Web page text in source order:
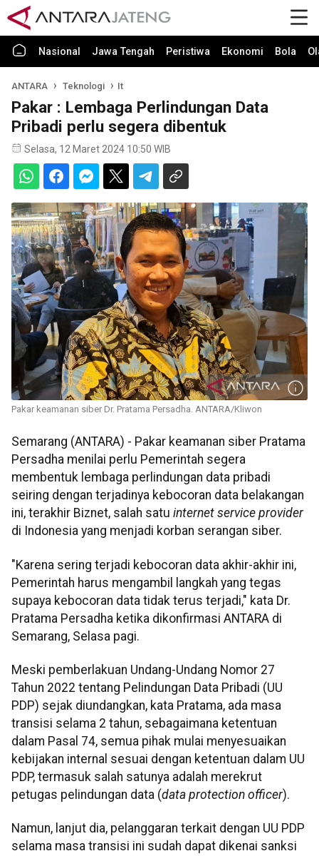
Nasional Jawa Tengah Peristiwa Ekonomi Bola
ANTARA Teknologi It
Pakar : Lembaga Perlindungan Data
Pribadi perlu segera dibentuk
Selasa, 12 Maret 2024 10:50 WIB
Pakar keamanan siber Dr. Pratama Persadha. ANTARA/Kliwon
Semarang (ANTARA) - Pakar keamanan siber Pratama
Persadha menilai perlu Pemerintah segera
membentuk lembaga perlindungan data pribadi
seiring dengan terjadinya kebocoran data belakangan
ini, terakhir Biznet, salah satu internet service provider
di Indonesia yang menjadi korban serangan siber.
"Karena sering terjadi kebocoran data akhir-akhir ini,
Pemerintah harus mengambil langkah yang tegas
supaya kebocoran data tidak terus terjadi," kata Dr.
Pratama Persadha ketika dikonfirmasi ANTARA di
Semarang, Selasa pagi.
Meski pemberlakuan Undang-Undang Nomor 27
Tahun 2022 tentang Pelindungan Data Pribadi (UU
PDP) sejak diundangkan, kata Pratama, ada masa
transisi selama 2 tahun, sebagaimana ketentuan
dalam Pasal 74, semua pihak mulai menyesuaikan
kebijakan internal sesuai dengan ketentuan dalam UU
PDP, termasuk salah satunya adalah merekrut
petugas pelindungan data (data protection officer).
Namun, lanjut dia, pelanggaran terkait dengan UU PDP
selama masa transisi ini sudah dapat dikenai sanksi